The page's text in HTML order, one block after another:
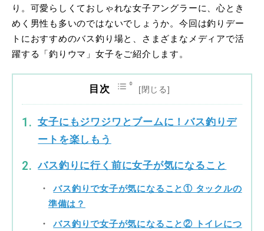
り。可愛らしくておしゃれな女子アングラーに、心とき
めく男性も多いのではないでしょうか。今回は釣りデー
トにおすすめのバス釣り場と、さまざまなメディアで活
躍する「釣りウマ」女子をご紹介します。
目次
女子にもジワジワとブームに！バス釣りデ
ートを楽しもう
バス釣りに行く前に女子が気になること
バス釣りで女子が気になること① タックルの
準備は？
バス釣りで女子が気になること② トイレにつ